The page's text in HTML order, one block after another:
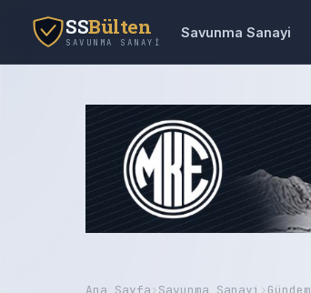
SSBülten
SAVUNMA SANAYI
Savunma Sanayi
Ana Sayfa› Savunma Sanayi› Gündem